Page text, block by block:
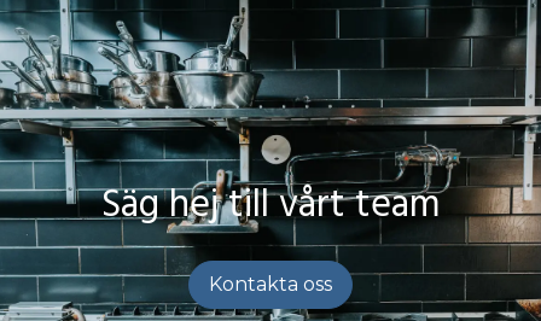
Säg hej till vårt team
Kontakta oss